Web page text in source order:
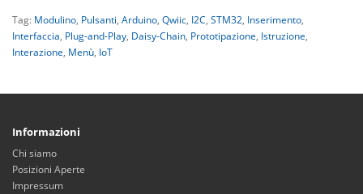
Tag: Modulino, Pulsanti, Arduino, Qwiic, I2C, STM32, Inserimento,
Interfaccia, Plug-and-Play, Daisy-Chain, Prototipazione, Istruzione,
Interazione, Menù, IoT
Informazioni
Chi siamo
Posizioni Aperte
Impressum